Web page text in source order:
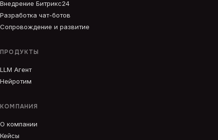
Внедрение Битрикс24
Разработка чат-ботов
Сопровождение и развитие
ПРОДУКТЫ
LLM Агент
Нейротим
КОМПАНИЯ
О компании
Кейсы